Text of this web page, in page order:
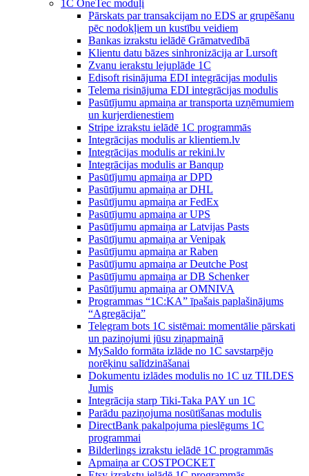
1С OneTec moduļi
Pārskats par transakcijam no EDS ar grupēšanu
pēc nodokļiem un kustību veidiem
Bankas izrakstu ielādē Grāmatvedībā
Klientu datu bāzes sinhronizācija ar Lursoft
Zvanu ierakstu lejuplāde 1C
Edisoft risinājuma EDI integrācijas modulis
Telema risinājuma EDI integrācijas modulis
Pasūtījumu apmaiņa ar transporta uzņēmumiem
un kurjerdienestiem
Stripe izrakstu ielādē 1C programmās
Integrācijas modulis ar klientiem.lv
Integrācijas modulis ar rekini.lv
Integrācijas modulis ar Banqup
Pasūtījumu apmaiņa ar DPD
Pasūtījumu apmaiņa ar DHL
Pasūtījumu apmaiņa ar FedEx
Pasūtījumu apmaiņa ar UPS
Pasūtījumu apmaiņa ar Latvijas Pasts
Pasūtījumu apmaiņa ar Venipak
Pasūtījumu apmaiņa ar Raben
Pasūtījumu apmaiņa ar Deutche Post
Pasūtījumu apmaiņa ar DB Schenker
Pasūtījumu apmaiņa ar OMNIVA
Programmas “1C:KA” īpašais paplašinājums
“Agregācija”
Telegram bots 1C sistēmai: momentālie pārskati
un paziņojumi jūsu ziņapmaiņā
MySaldo formāta izlāde no 1C savstarpējo
norēķinu salīdzināšanai
Dokumentu izlādes modulis no 1C uz TILDES
Jumis
Integrācija starp Tiki-Taka PAY un 1C
Parādu paziņojuma nosūtīšanas modulis
DirectBank pakalpojuma pieslēgums 1C
programmai
Bilderlings izrakstu ielādē 1C programmās
Apmaiņa ar COSTPOCKET